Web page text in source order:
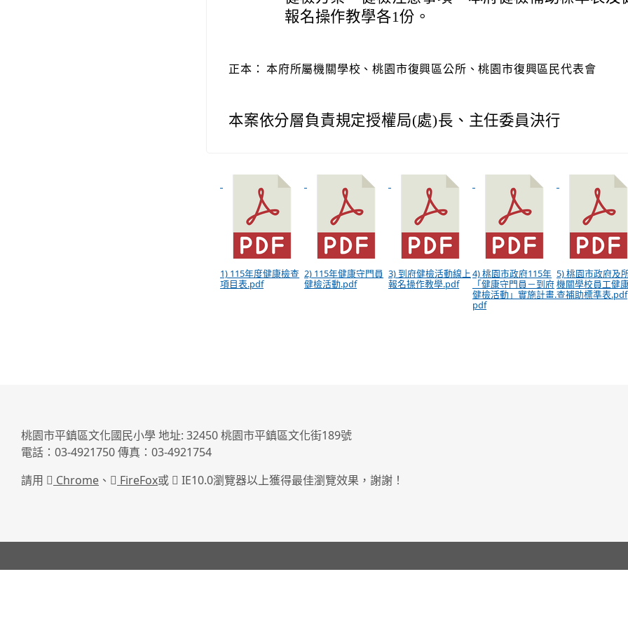
報名操作教學各1份。
正本： 本府所屬機關學校、桃園市復興區公所、桃園市復興區民代表會
本案依分層負責規定授權局(處)長、主任委員決行
1) 115年度健康檢查
項目表.pdf
2) 115年健康守門員
健檢活動.pdf
3) 到府健檢活動線上
報名操作教學.pdf
4) 桃園市政府115年
「健康守門員－到府
健檢活動」實施計畫.
pdf
5) 桃園市政府及
機關學校員工健
查補助標準表.pdf
桃園市平鎮區文化國民小學 地址: 32450 桃園市平鎮區文化街189號
電話：03-4921750 傳真：03-4921754
請用
Chrome 、 FireFox或 IE10.0瀏覽器以上獲得最佳瀏覽效果，謝謝！